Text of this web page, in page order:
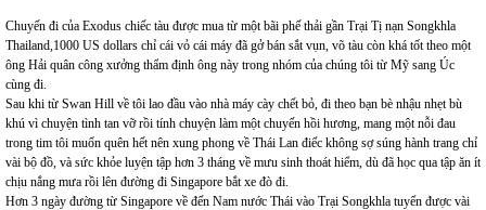
Chuyến đi của Exodus chiếc tàu được mua từ một bãi phế thải gần Trại Tị nạn Songkhla
Thailand,1000 US dollars chỉ cái vỏ cái máy đã gở bán sắt vụn, võ tàu còn khá tốt theo một
ông Hải quân công xưởng thẩm định ông này trong nhóm của chúng tôi từ Mỹ sang Úc
cùng đi.
Sau khi từ Swan Hill về tôi lao đầu vào nhà máy cày chết bỏ, đi theo bạn bè nhậu nhẹt bù
khú vì chuyện tình tan vỡ rồi tính chuyện làm một chuyến hồi hương, mang một nỗi đau
trong tim tôi muốn quên hết nên xung phong về Thái Lan điếc không sợ súng hành trang chỉ
vài bộ đồ, và sức khỏe luyện tập hơn 3 tháng về mưu sinh thoát hiểm, dù đã học qua tập ăn ít
chịu nắng mưa rồi lên đường đi Singapore bắt xe đò đi.
Hơn 3 ngày đường từ Singapore về đến Nam nước Thái vào Trại Songkhla tuyển được vài